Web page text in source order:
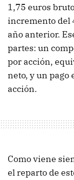
1,75 euros
incremento del
año anterior.
partes: un
por acción,
neto, y un
acción.
Como viene
el reparto de